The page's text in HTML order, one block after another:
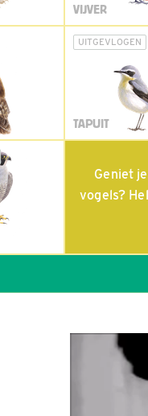
VIJVER
UITGEVLOGEN
TAPUIT
Geniet
vogels?